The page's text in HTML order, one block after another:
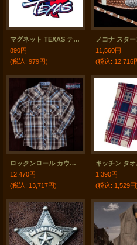
マグネット TEXAS テキサスフラッグ ウッドフォト
890円
(税込: 979円)
11,560円
(税込: 12,716
ロックンロール カウボーイ ウエスタンシャツ ブラウン・ブルー（長袖）/Panhandle Slim Long Sleeve Western Shirt
12,470円
(税込: 13,717円)
1,390円
(税込: 1,529円